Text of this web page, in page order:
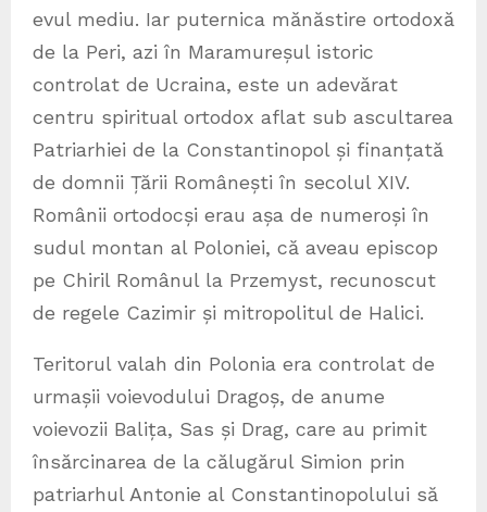
evul mediu. Iar puternica mănăstire ortodoxă
de la Peri, azi în Maramureșul istoric
controlat de Ucraina, este un adevărat
centru spiritual ortodox aflat sub ascultarea
Patriarhiei de la Constantinopol și finanțată
de domnii Țării Românești în secolul XIV.
Românii ortodocși erau așa de numeroși în
sudul montan al Poloniei, că aveau episcop
pe Chiril Românul la Przemyst, recunoscut
de regele Cazimir și mitropolitul de Halici.
Teritorul valah din Polonia era controlat de
urmașii voievodului Dragoș, de anume
voievozii Balița, Sas și Drag, care au primit
însărcinarea de la călugărul Simion prin
patriarhul Antonie al Constantinopolului să